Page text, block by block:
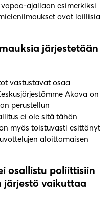
ajallaan esimerkiksi
ovat laillisia
järjestetään
vastustavat osaa
Akava on
perustellun
ei ole sitä tähän
myös toistuvasti esittänyt
aloittamaisen
osallistu poliittisiin
järjestö vaikuttaa